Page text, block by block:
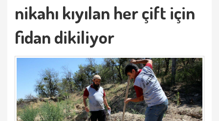
nikahı kıyılan her çift için
fidan dikiliyor